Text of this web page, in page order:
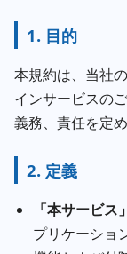
1. 目的
本規約は、当社
インサービスの
義務、責任を定
2. 定義
「本サービス」
プリケーショ